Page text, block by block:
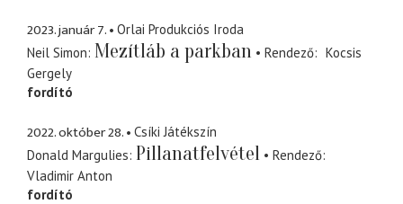
2023. január 7.
Orlai Produkciós Iroda
Neil Simon Mezítláb a parkban Rendező
Kocsis
Gergely
fordító
2022. október 28.
Csíki Játékszín
Donald Margulies Pillanatfelvétel
Rendező
Vladimir Anton
fordító